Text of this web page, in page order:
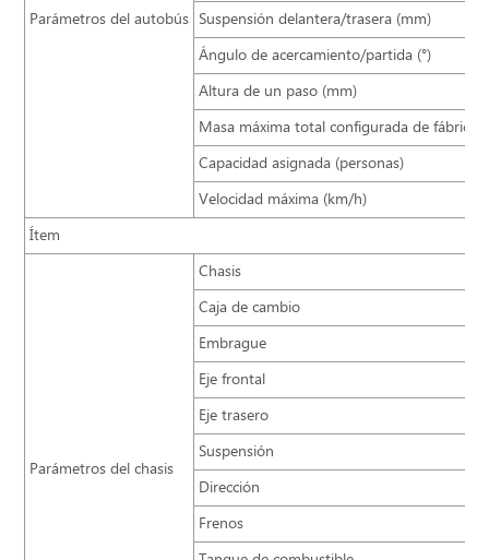
Parámetros del autobús Suspensión delantera/trasera (mm)
Ángulo de acercamiento/partida (°)
Altura de un paso (mm)
Masa máxima total configurada de fábrica
Capacidad asignada (personas)
Velocidad máxima (km/h)
Ítem
Parámetros del chasis
Chasis
Caja de cambio
Embrague
Eje frontal
Eje trasero
Suspensión
Dirección
Frenos